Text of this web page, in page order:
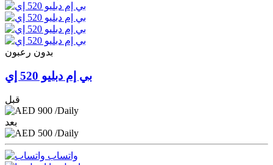
بدون رعبون
بي إم دبليو 520 إي
قبل
900 /Daily
بعد
500 /Daily
واتساب